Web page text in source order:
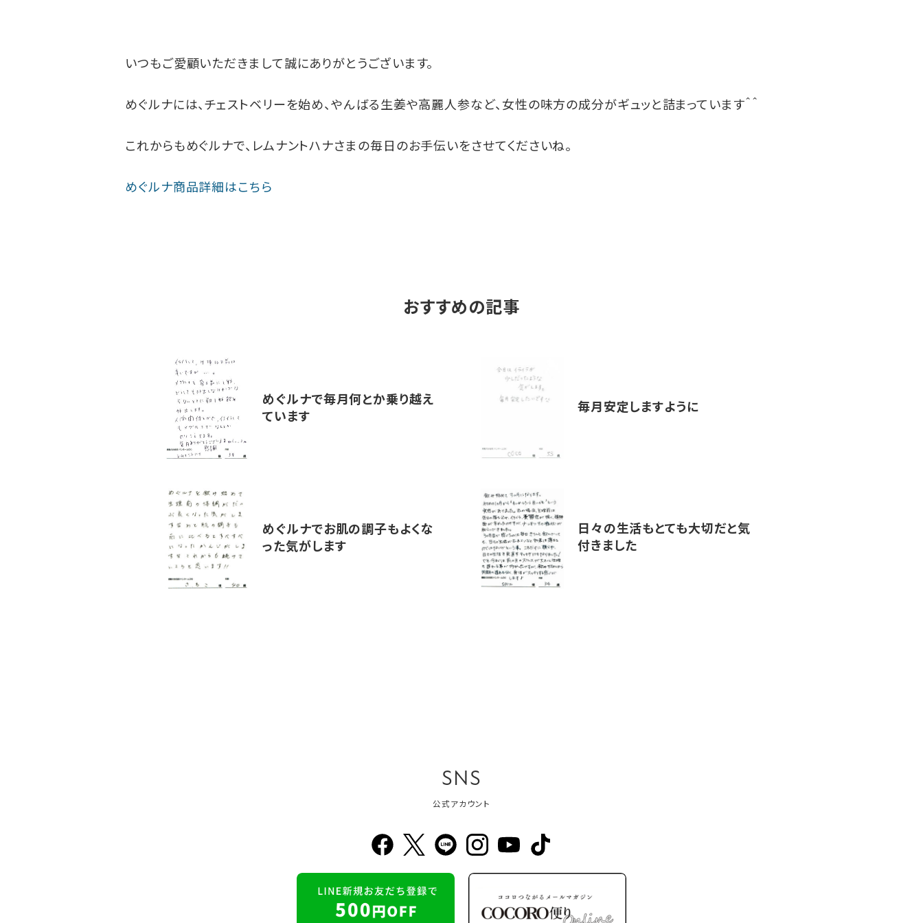
いつもご愛顧いただきまして誠にありがとうございます。
めぐルナには、チェストベリーを始め、やんばる生姜や高麗人参など、女性の味方の成分がギュッと詰まっています＾＾
これからもめぐルナで、レムナントハナさまの毎日のお手伝いをさせてくださいね。
めぐルナ商品詳細はこちら
おすすめの記事
めぐルナで毎月何とか乗り越え
ています
毎月安定しますように
めぐルナでお肌の調子もよくな
った気がします
日々の生活もとても大切だと気
付きました
SNS
公式アカウント